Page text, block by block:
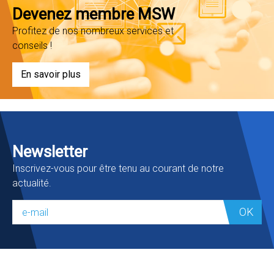
Devenez membre MSW
Profitez de nos nombreux services et
conseils !
En savoir plus
Newsletter
Inscrivez-vous pour être tenu au courant de notre
actualité.
OK